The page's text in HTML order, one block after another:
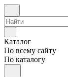
Каталог
По всему сайту
По каталогу